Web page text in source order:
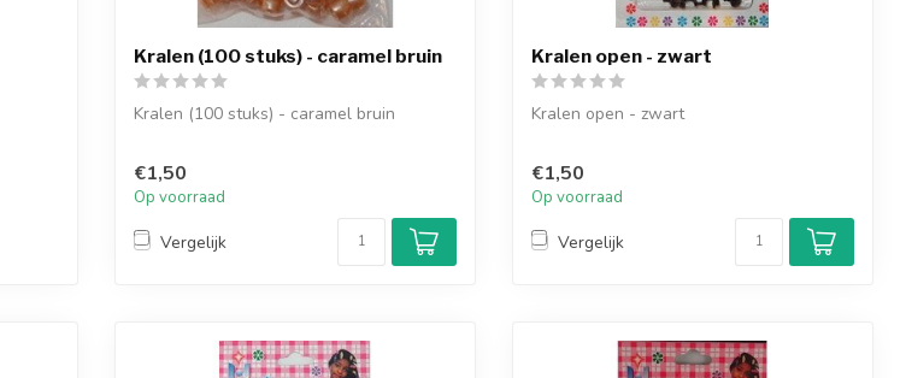
Kralen (100 stuks) - caramel bruin
Kralen (100 stuks) - caramel bruin
€1,50
Op voorraad
Vergelijk
Kralen open - zwart
Kralen open - zwart
€1,50
Op voorraad
Vergelijk